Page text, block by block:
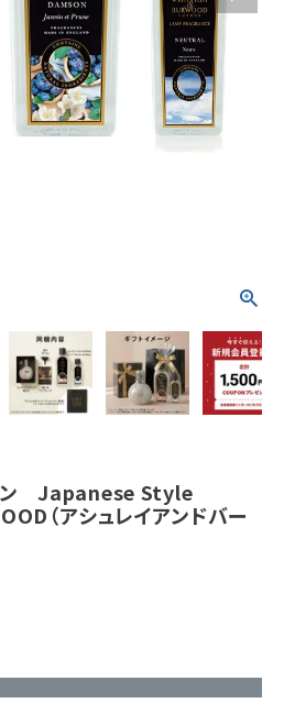
ン Japanese Style
（アシュレイアンドバー